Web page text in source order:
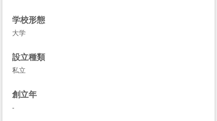
学校形態
大学
設立種類
私立
創立年
-